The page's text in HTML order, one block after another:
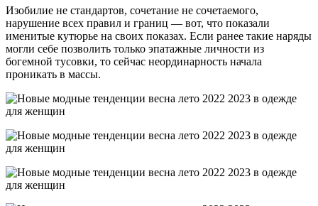
Изобилие не стандартов, сочетание не сочетаемого,
нарушение всех правил и границ — вот, что показали
именитые кутюрье на своих показах. Если ранее такие наряды
могли себе позволить только эпатажные личности из
богемной тусовки, то сейчас неординарность начала
проникать в массы.